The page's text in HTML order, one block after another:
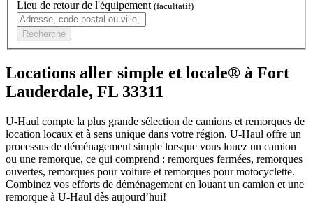
Lieu de retour de l'équipement (facultatif)
Recherche
Locations aller simple et locale® à Fort
Lauderdale, FL 33311
U-Haul compte la plus grande sélection de camions et remorques de
location locaux et à sens unique dans votre région. U-Haul offre un
processus de déménagement simple lorsque vous louez un camion
ou une remorque, ce qui comprend : remorques fermées, remorques
ouvertes, remorques pour voiture et remorques pour motocyclette.
Combinez vos efforts de déménagement en louant un camion et une
remorque à U-Haul dès aujourd’hui!